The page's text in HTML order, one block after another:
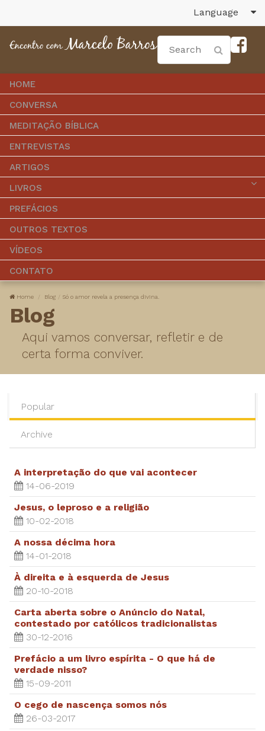
Language
HOME
CONVERSA
MEDITAÇÃO BÍBLICA
ENTREVISTAS
ARTIGOS
LIVROS
PREFÁCIOS
OUTROS TEXTOS
VÍDEOS
CONTATO
Home Blog Só o amor revela a presença divina.
Blog
Aqui vamos conversar, refletir e de
certa forma conviver.
Popular
Archive
A interpretação do que vai acontecer
14-06-2019
Jesus, o leproso e a religião
10-02-2018
A nossa décima hora
14-01-2018
À direita e à esquerda de Jesus
20-10-2018
Carta aberta sobre o Anúncio do Natal,
contestado por católicos tradicionalistas
30-12-2016
Prefácio a um livro espírita - O que há de
verdade nisso?
15-09-2011
O cego de nascença somos nós
26-03-2017